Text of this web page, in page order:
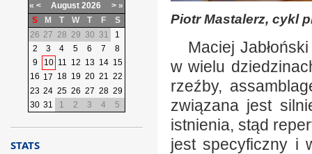
Piotr Mastalerz, cykl
Maciej
w wielu
rzeźby,
związana jest
istnienia, stąd
jest specyficzny i
« < August 2026 > »
S
M T W T F
S
26 27 28 29 30 31
1
2
3 4 5 6 7
8
9
10 11 12 13 14 15
16 17 18 19 20 21 22
23 24 25 26 27 28 29
30 31 1 2 3 4 5
STATS